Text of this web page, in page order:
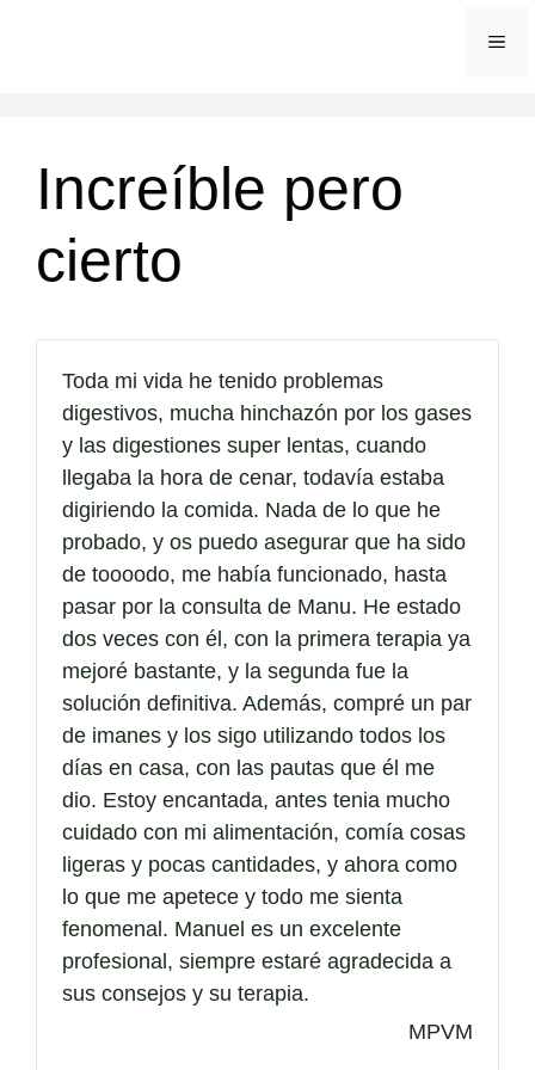
Increíble pero
cierto
Toda mi vida he tenido problemas
digestivos, mucha hinchazón por los gases
y las digestiones super lentas, cuando
llegaba la hora de cenar, todavía estaba
digiriendo la comida. Nada de lo que he
probado, y os puedo asegurar que ha sido
de toooodo, me había funcionado, hasta
pasar por la consulta de Manu. He estado
dos veces con él, con la primera terapia ya
mejoré bastante, y la segunda fue la
solución definitiva. Además, compré un par
de imanes y los sigo utilizando todos los
días en casa, con las pautas que él me
dio. Estoy encantada, antes tenia mucho
cuidado con mi alimentación, comía cosas
ligeras y pocas cantidades, y ahora como
lo que me apetece y todo me sienta
fenomenal. Manuel es un excelente
profesional, siempre estaré agradecida a
sus consejos y su terapia.
MPVM